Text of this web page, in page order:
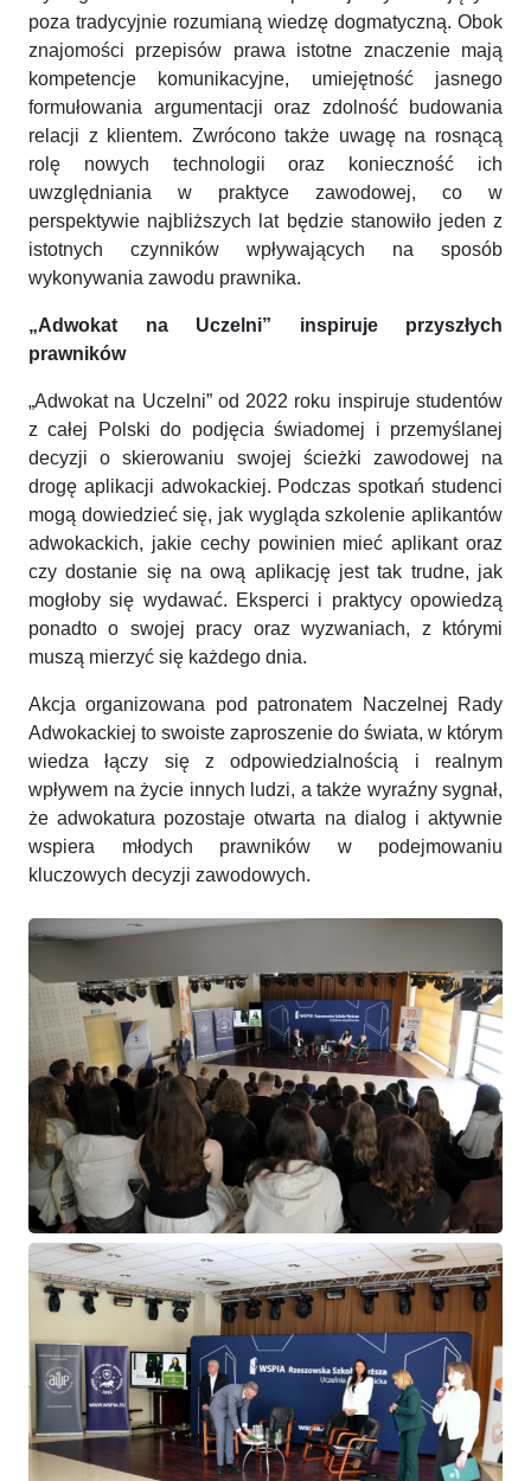
poza tradycyjnie rozumianą wiedzę dogmatyczną. Obok
znajomości przepisów prawa istotne znaczenie mają
kompetencje komunikacyjne, umiejętność jasnego
formułowania argumentacji oraz zdolność budowania
relacji z klientem. Zwrócono także uwagę na rosnącą
rolę nowych technologii oraz konieczność ich
uwzględniania w praktyce zawodowej, co w
perspektywie najbliższych lat będzie stanowiło jeden z
istotnych czynników wpływających na sposób
wykonywania zawodu prawnika.
„Adwokat na Uczelni” inspiruje przyszłych
prawników
„Adwokat na Uczelni” od 2022 roku inspiruje studentów
z całej Polski do podjęcia świadomej i przemyślanej
decyzji o skierowaniu swojej ścieżki zawodowej na
drogę aplikacji adwokackiej. Podczas spotkań studenci
mogą dowiedzieć się, jak wygląda szkolenie aplikantów
adwokackich, jakie cechy powinien mieć aplikant oraz
czy dostanie się na ową aplikację jest tak trudne, jak
mogłoby się wydawać. Eksperci i praktycy opowiedzą
ponadto o swojej pracy oraz wyzwaniach, z którymi
muszą mierzyć się każdego dnia.
Akcja organizowana pod patronatem Naczelnej Rady
Adwokackiej to swoiste zaproszenie do świata, w którym
wiedza łączy się z odpowiedzialnością i realnym
wpływem na życie innych ludzi, a także wyraźny sygnał,
że adwokatura pozostaje otwarta na dialog i aktywnie
wspiera młodych prawników w podejmowaniu
kluczowych decyzji zawodowych.